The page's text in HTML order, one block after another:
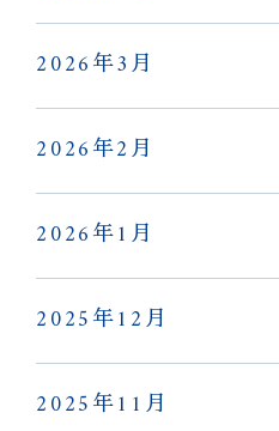
2026年3月
2026年2月
2026年1月
2025年12月
2025年11月